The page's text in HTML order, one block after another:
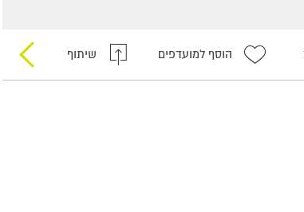
הוסף למועדפים שיתוף